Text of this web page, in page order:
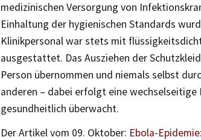
medizinischen Versorgung von
Einhaltung der hygienischen Standards
Klinikpersonal war stets mit
ausgestattet. Das Ausziehen der
Person übernommen und niemals selbst
anderen – dabei erfolgt eine
gesundheitlich überwacht.
Der Artikel vom 09. Oktober: Ebola-